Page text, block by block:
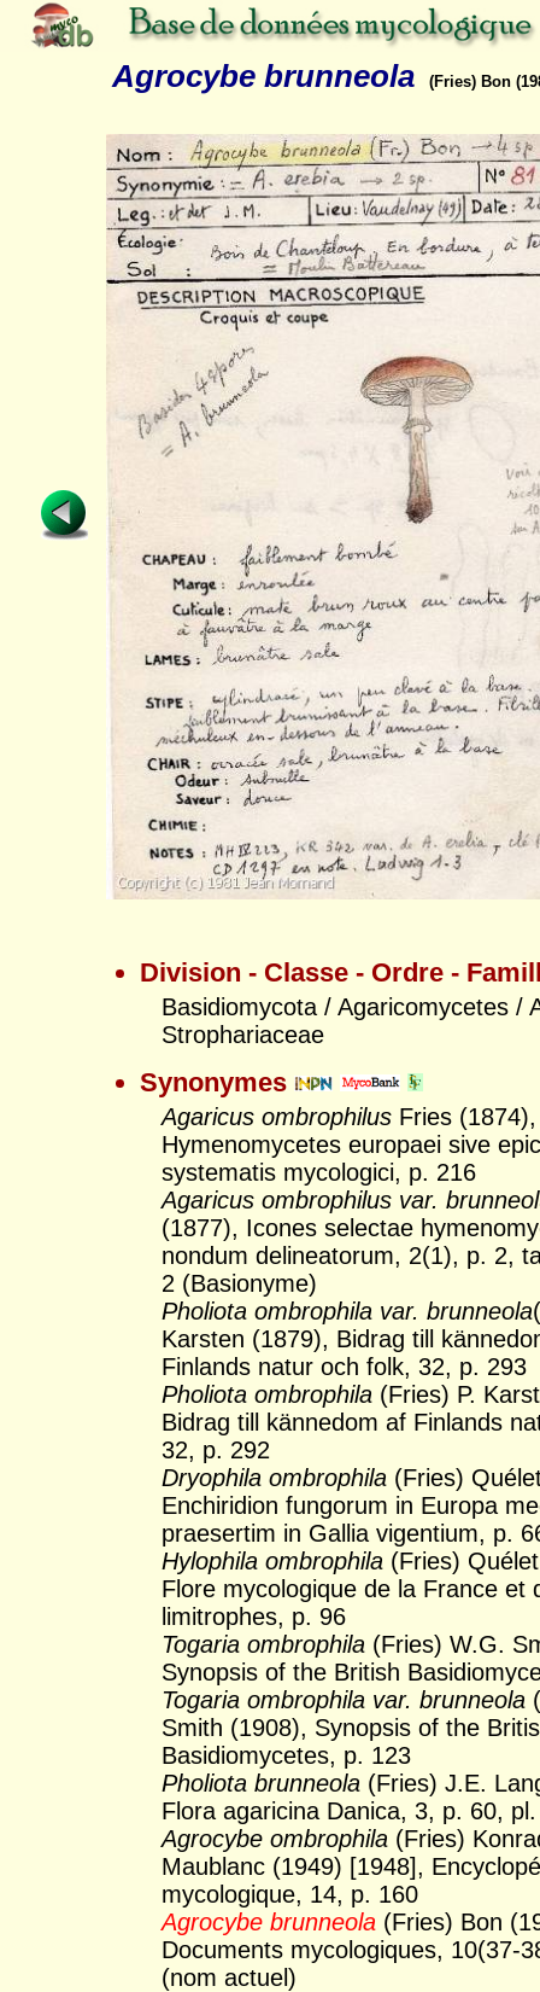
Agrocybe brunneola (Fries) Bon
Division - Classe - Ordre -
Basidiomycota / Agaricomycetes /
Strophariaceae
Synonymes
Agaricus ombrophilus Fries (1874),
Hymenomycetes europaei sive
systematis mycologici, p. 216
Agaricus ombrophilus var.
(1877), Icones selectae
nondum delineatorum, 2(1), p. 2,
2 (Basionyme)
Pholiota ombrophila var. brunneola
Karsten (1879), Bidrag till
Finlands natur och folk, 32, p. 293
Pholiota ombrophila (Fries) P.
Bidrag till kännedom af Finlands
32, p. 292
Dryophila ombrophila (Fries)
Enchiridion fungorum in Europa
praesertim in Gallia vigentium, p.
Hylophila ombrophila (Fries)
Flore mycologique de la France et
limitrophes, p. 96
Togaria ombrophila (Fries) W.G.
Synopsis of the British
Togaria ombrophila var. brunneola
Smith (1908), Synopsis of the
Basidiomycetes, p. 123
Pholiota brunneola (Fries) J.E.
Flora agaricina Danica, 3, p. 60,
Agrocybe ombrophila (Fries)
Maublanc (1949) [1948],
mycologique, 14, p. 160
Agrocybe brunneola (Fries) Bon
Documents mycologiques, 10(37-
(nom actuel)